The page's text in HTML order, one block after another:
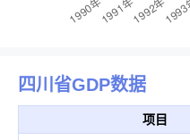
四川省GDP数据
项目